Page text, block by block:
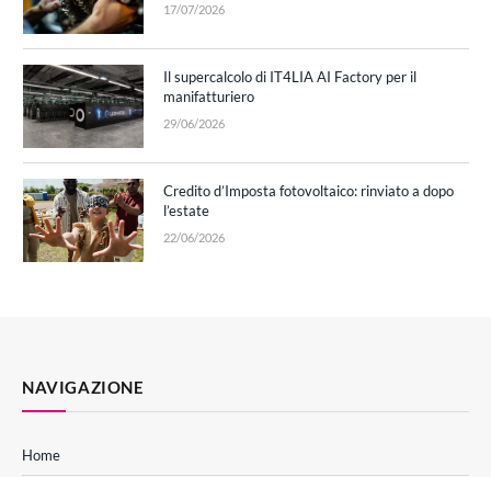
17/07/2026
Il supercalcolo di IT4LIA AI Factory per il
manifatturiero
29/06/2026
Credito d’Imposta fotovoltaico: rinviato a dopo
l’estate
22/06/2026
NAVIGAZIONE
Home